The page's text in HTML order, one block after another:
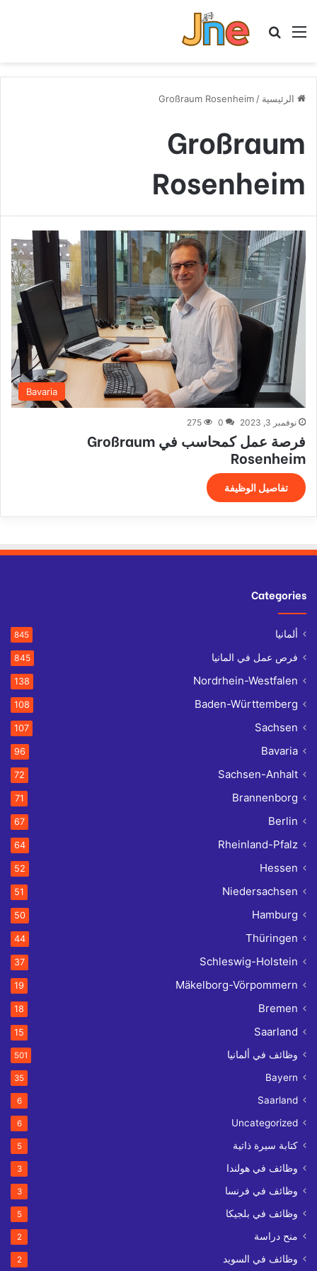
القائمة بحث عن
الرئيسية /
Großraum Rosenheim
Großraum
Rosenheim
Bavaria
نوفمبر 3, 2023 0
275
فرصة عمل كمحاسب في Großraum
Rosenheim
تفاصيل الوظيفة
Categories
ألمانيا 845
فرص عمل في المانيا 845
Nordrhein-Westfalen
138
Baden-Württemberg
108
Sachsen
107
Bavaria
96
Sachsen-Anhalt
72
Brannenborg
71
Berlin
67
Rheinland-Pfalz
64
Hessen
52
Niedersachsen
51
Hamburg
50
Thüringen
44
Schleswig-Holstein
37
Mäkelborg-Vörpommern
19
Bremen
18
Saarland
15
وظائف في ألمانيا 501
Bayern
35
Saarland
6
Uncategorized
6
كتابة سيرة ذاتية 5
وظائف في هولندا 3
وظائف في فرنسا 3
وظائف في بلجيكا 5
منح دراسة 2
وظائف في السويد 2